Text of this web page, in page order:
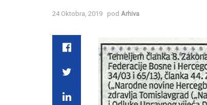
24 Oktobra, 2019 pod Arhiva